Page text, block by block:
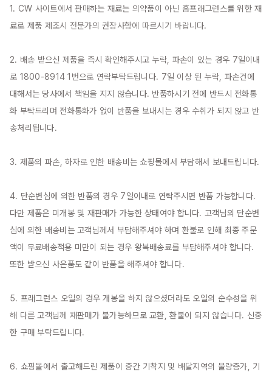
1. CW 사이트에서 판매하는 재료는 의약품이 아닌 홈프래그런스를 위한 재
료로 제품 제조시 전문가의 권장사항에 따르시기 바랍니다.
2. 배송 받으신 제품을 즉시 확인해주시고 누락, 파손이 있는 경우 7일이내
로 1800-8914 1번으로 연락부탁드립니다. 7일 이상 된 누락, 파손건에
대해서는 당사에서 책임을 지지 않습니다. 반품하시기 전에 반드시 전화통
화 부탁드리며 전화통화가 없이 반품을 보내시는 경우 수취가 되지 않고 반
송처리됩니다.
3. 제품의 파손, 하자로 인한 배송비는 쇼핑몰에서 부담해서 보내드립니다.
4. 단순변심에 의한 반품의 경우 7일이내로 연락주시면 반품 가능합니다.
다만 제품은 미개봉 및 재판매가 가능한 상태여야 합니다. 고객님의 단순변
심에 의한 배송비는 고객님께서 부담해주셔야 하며 환불로 인해 최종 주문
액이 무료배송적용 미만이 되는 경우 왕복배송료를 부담해주셔야 합니다.
또한 받으신 사은품도 같이 반품을 해주셔야 합니다.
5. 프래그런스 오일의 경우 개봉을 하지 않으셨더라도 오일의 순수성을 위
해 다른 고객님께 재판매가 불가능하므로 교환, 환불이 되지 않습니다. 신중
한 구매 부탁드립니다.
6. 쇼핑몰에서 출고해드린 제품이 중간 기착지 및 배달지역의 물량증가, 기